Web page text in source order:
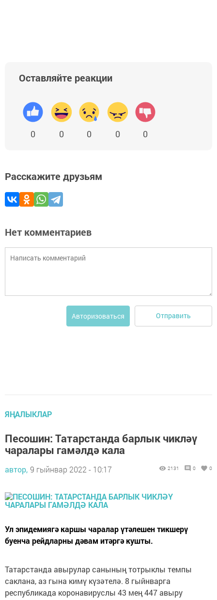
Оставляйте реакции
0 0 0 0 0
Расскажите друзьям
Нет комментариев
Авторизоваться Отправить
ЯҢАЛЫКЛАР
Песошин: Татарстанда барлык чикләү
чаралары гамәлдә кала
автор, 9 гыйнвар 2022 - 10:17 2131 0 0
Ул эпидемиягә каршы чаралар үтәлешен тикшерү
буенча рейдларны дәвам итәргә кушты.
Татарстанда авырулар санының тотрыклы темпы
саклана, аз гына кимү күзәтелә. 8 гыйнварга
республикада коронавируслы 43 мең 447 авыру